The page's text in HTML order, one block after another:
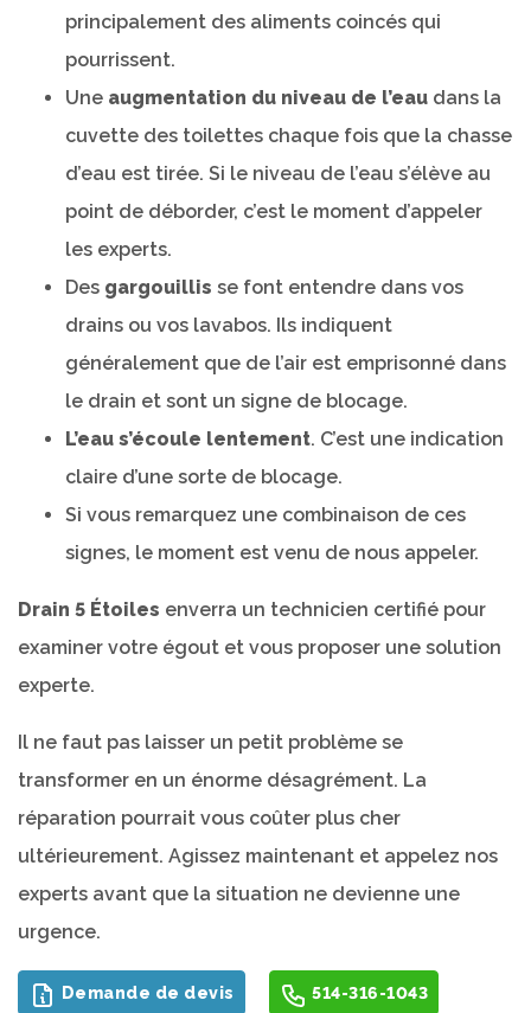
principalement des aliments coincés qui
pourrissent.
Une augmentation du niveau de l’eau dans la
cuvette des toilettes chaque fois que la chasse
d’eau est tirée. Si le niveau de l’eau s’élève au
point de déborder, c’est le moment d’appeler
les experts.
Des gargouillis se font entendre dans vos
drains ou vos lavabos. Ils indiquent
généralement que de l’air est emprisonné dans
le drain et sont un signe de blocage.
L’eau s’écoule lentement. C’est une indication
claire d’une sorte de blocage.
Si vous remarquez une combinaison de ces
signes, le moment est venu de nous appeler.
Drain 5 Étoiles enverra un technicien certifié pour
examiner votre égout et vous proposer une solution
experte.
Il ne faut pas laisser un petit problème se
transformer en un énorme désagrément. La
réparation pourrait vous coûter plus cher
ultérieurement. Agissez maintenant et appelez nos
experts avant que la situation ne devienne une
urgence.
Demande de devis 514-316-1043